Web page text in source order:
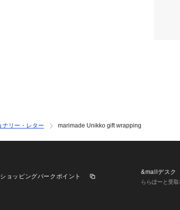
ナリー・レター marimade Unikko gift wrapping
ョッピングパークポイント
&mallデスク
ららぽーと受